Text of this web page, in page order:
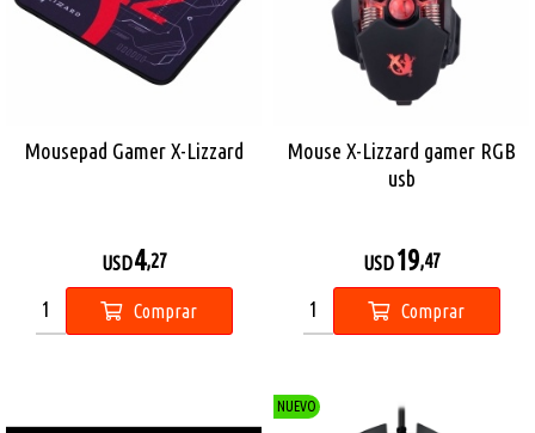
Mousepad Gamer X-Lizzard
USD4,27
Comprar
Mouse X-Lizzard gamer RGB
usb
USD19,47
Comprar
NUEVO